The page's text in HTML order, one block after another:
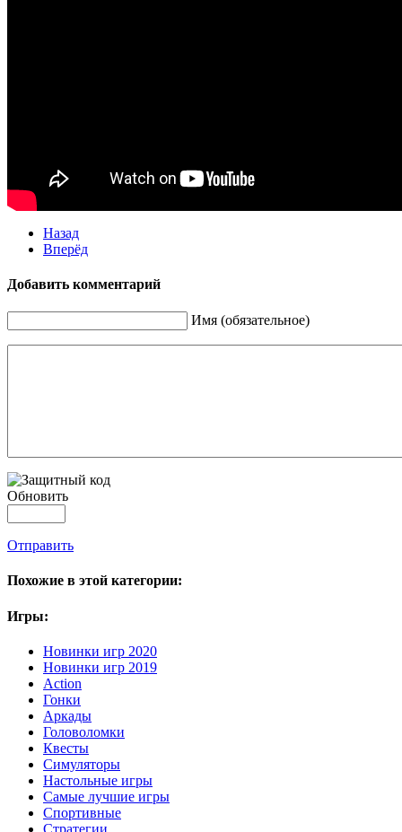
Назад
Вперёд
Добавить комментарий
Имя (обязательное)
Обновить
Отправить
Похожие в этой категории:
Игры:
Новинки игр 2020
Новинки игр 2019
Action
Гонки
Аркады
Головоломки
Квесты
Симуляторы
Настольные игры
Самые лучшие игры
Спортивные
Стратегии